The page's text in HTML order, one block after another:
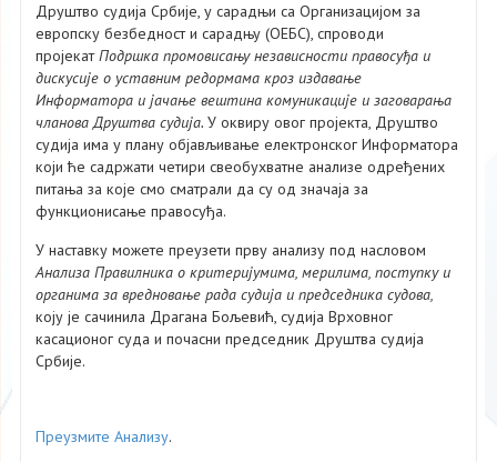
Друштво судија Србије, у сарадњи са Организацијом за
европску безбедност и сарадњу (ОЕБС), спроводи
пројекатПодршка промовисању независности правосуђа и
дискусије о уставним редормама кроз издавање
Информатора и јачање вештина комуникације и заговарања
чланова Друштва судија. У оквиру овог пројекта, Друштво
судија има у плану објављивање електронског Информатора
који ће садржати четири свеобухватне анализе одређених
питања за које смо сматрали да су од значаја за
функционисање правосуђа.
У наставку можете преузети прву анализу под насловом
Aнализа Правилника о критеријумима, мерилима, поступку и
органима за вредновање рада судија и председника судова,
коју је сачинила Драгана Бољевић, судија Врховног
касационог суда и почасни председник Друштва судија
Србије.
Преузмите Анализу.